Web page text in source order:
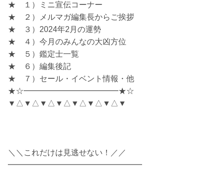
★ １）ミニ宣伝コーナー
★ ２）メルマガ編集長からご挨拶
★ ３）2024年2月の運勢
★ ４）今月のみんなの大凶方位
★ ５）鑑定士一覧
★ ６）編集後記
★ ７）セール・イベント情報・他
★☆━━━━━━━━━━━━★☆
▼△▼△▼△▼△▼△▼△▼△▼
＼＼これだけは見逃せない！／／
━━━━━━━━━━━━━━━━━